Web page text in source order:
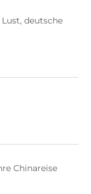
deutsche
Chinareise